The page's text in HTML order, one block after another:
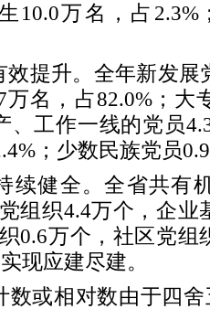
10.0万名，占
效提升。全年新发展
名，占82.0%；大
、工作一线的党员
；少数民族党员
续健全。全省共有
组织4.4万个，企业
0.6万个，社区党组
现应建尽建。
数或相对数由于四